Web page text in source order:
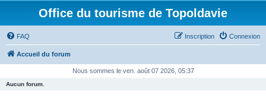
Office du tourisme de Topoldavie
FAQ Connexion
Inscription
Accueil du forum
Nous sommes le ven. août 07 2026, 05:37
Aucun forum.